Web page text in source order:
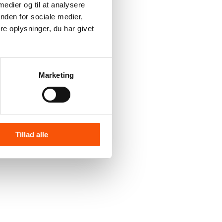
og til at analysere
for sociale medier,
oplysninger, du har givet
Marketing
Tillad alle